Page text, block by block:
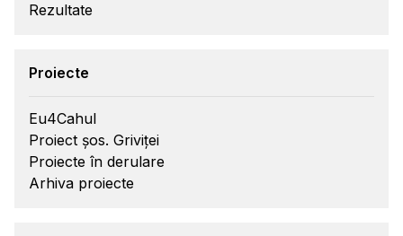
Rezultate
Proiecte
Eu4Cahul
Proiect șos. Griviței
Proiecte în derulare
Arhiva proiecte